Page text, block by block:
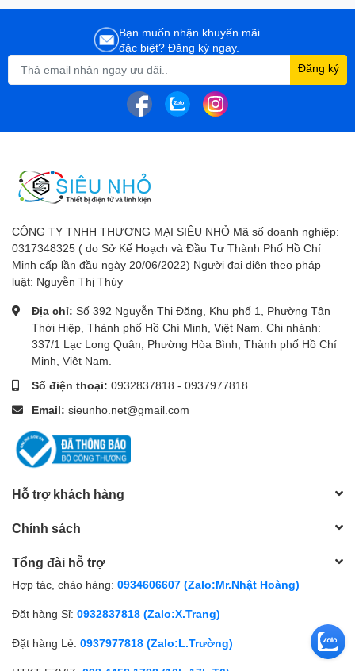
Bạn muốn nhận khuyến mãi
đặc biệt? Đăng ký ngay.
Đăng ký
CÔNG TY TNHH THƯƠNG MẠI SIÊU NHỎ Mã số doanh nghiệp:
0317348325 ( do Sở Kế Hoạch và Đầu Tư Thành Phố Hồ Chí
Minh cấp lần đầu ngày 20/06/2022) Người đại diện theo pháp
luật: Nguyễn Thị Thúy
Địa chỉ: Số 392 Nguyễn Thị Đặng, Khu phố 1, Phường Tân
Thới Hiệp, Thành phố Hồ Chí Minh, Việt Nam. Chi nhánh:
337/1 Lạc Long Quân, Phường Hòa Bình, Thành phố Hồ Chí
Minh, Việt Nam.
Số điện thoại: 0932837818 - 0937977818
Email: sieunho.net@gmail.com
Hỗ trợ khách hàng
Chính sách
Tổng đài hỗ trợ
Hợp tác, chào hàng: 0934606607 (Zalo:Mr.Nhật Hoàng)
Đặt hàng Sỉ: 0932837818 (Zalo:X.Trang)
Đặt hàng Lẻ: 0937977818 (Zalo:L.Trường)